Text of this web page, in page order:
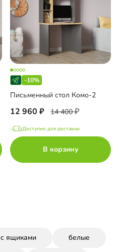
-10%
Письменный стол Комо-2
12 960 14 400
Доступно для доставки
В корзину
с ящиками белые